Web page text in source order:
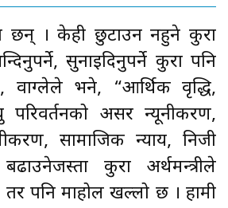
छन् । केही छुटाउन नहुने कुरा
सुनाइदिनुपर्ने कुरा पनि
वाग्लेले भने, “आर्थिक वृद्धि,
असर न्यूनीकरण,
सामाजिक न्याय, निजी
कुरा अर्थमन्त्रीले
पनि माहोल खल्लो छ । हामी